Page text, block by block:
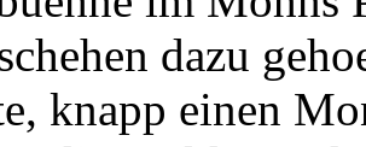
dazu
knapp einen